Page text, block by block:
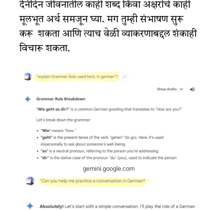
दैनंदिन जीवनातील काही शब्द किंवा अक्षरांचे काही
मूलभूत अर्थ समजून घ्या. मग तुम्ही संभाषण सुरू
करू शकता आणि त्याच वेळी व्याकरणाबद्दल शंकाही
विचारू शकता.
gemini.google.com